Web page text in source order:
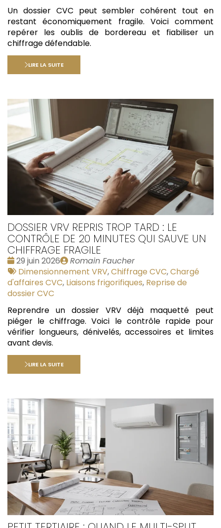
Un dossier CVC peut sembler cohérent tout en
restant économiquement fragile. Voici comment
repérer les oublis de bordereau et fiabiliser un
chiffrage défendable.
LIRE LA SUITE
DOSSIER VRV REPRIS TROP TARD : LE
CONTRÔLE DE 20 MINUTES QUI SAUVE UN
CHIFFRAGE FRAGILE
Date
:
29 juin 2026
Publié
par
Romain Faucher
Tags
:
Dimensionnement VRV,Chiffrage CVC,Chargé
d'affaires CVC, Liaisons frigorifiques, Reprise de
dossier CVC
Reprendre un dossier VRV déjà maquetté peut
piéger le chiffrage. Voici le contrôle rapide pour
vérifier longueurs, dénivelés, accessoires et limites
avant devis.
LIRE LA SUITE